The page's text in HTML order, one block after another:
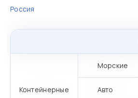
Россия
Контейнерные
Морские
Авто